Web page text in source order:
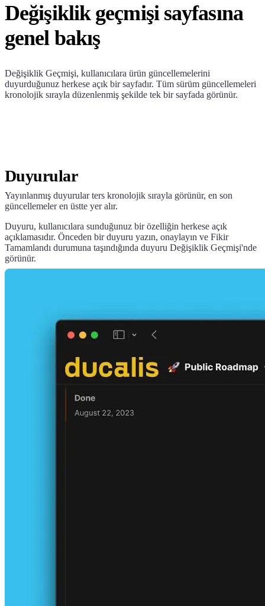
Değişiklik geçmişi sayfasına
genel bakış
Değişiklik Geçmişi, kullanıcılara ürün güncellemelerini
duyurduğunuz herkese açık bir sayfadır. Tüm sürüm güncellemeleri
kronolojik sırayla düzenlenmiş şekilde tek bir sayfada görünür.
Duyurular
Yayınlanmış duyurular ters kronolojik sırayla görünür, en son
güncellemeler en üstte yer alır.
Duyuru, kullanıcılara sunduğunuz bir özelliğin herkese açık
açıklamasıdır. Önceden bir duyuru yazın, onaylayın ve Fikir
Tamamlandı durumuna taşındığında duyuru Değişiklik Geçmişi'nde
görünür.